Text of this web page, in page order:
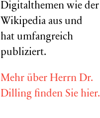
Digitalthemen wie der
Wikipedia aus und
hat umfangreich
publiziert.
Mehr über Herrn Dr.
Dilling finden Sie hier.